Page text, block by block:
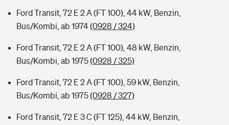
Ford Transit, 72 E 2 A (FT 100), 44 kW, Benzin,
Bus/Kombi, ab 1974(0928 / 324)
Ford Transit, 72 E 2 A (FT 100), 48 kW, Benzin,
Bus/Kombi, ab 1975(0928 / 325)
Ford Transit, 72 E 2 A (FT 100), 59 kW, Benzin,
Bus/Kombi, ab 1975(0928 / 327)
Ford Transit, 72 E 3 C (FT 125), 44 kW, Benzin,